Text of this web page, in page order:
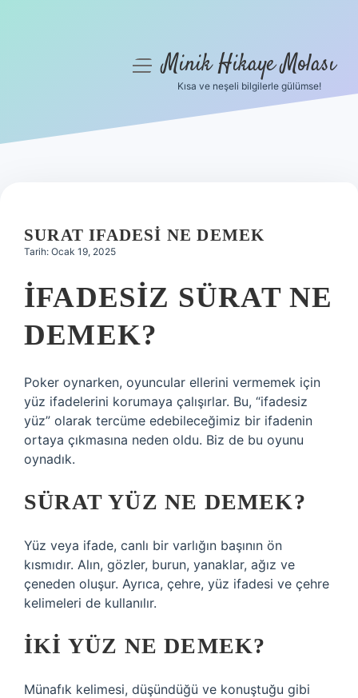
Hakkımızda
menüyüMinik Hikaye Molası
Kısa ve neşeli bilgilerle gülümse!
SURAT IFADESI NE DEMEK
Tarih: Ocak 19, 2025
İFADESIZ SÜRAT NE
DEMEK?
Poker oynarken, oyuncular ellerini vermemek için
yüz ifadelerini korumaya çalışırlar. Bu, “ifadesiz
yüz” olarak tercüme edebileceğimiz bir ifadenin
ortaya çıkmasına neden oldu. Biz de bu oyunu
oynadık.
SÜRAT YÜZ NE DEMEK?
Yüz veya ifade, canlı bir varlığın başının ön
kısmıdır. Alın, gözler, burun, yanaklar, ağız ve
çeneden oluşur. Ayrıca, çehre, yüz ifadesi ve çehre
kelimeleri de kullanılır.
İKI YÜZ NE DEMEK?
Münafık kelimesi, düşündüğü ve konuştuğu gibi